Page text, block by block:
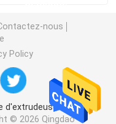
FAMILIER
de feuille
nous
Policy
d'extrudeuse de
© 2026 Qingdao